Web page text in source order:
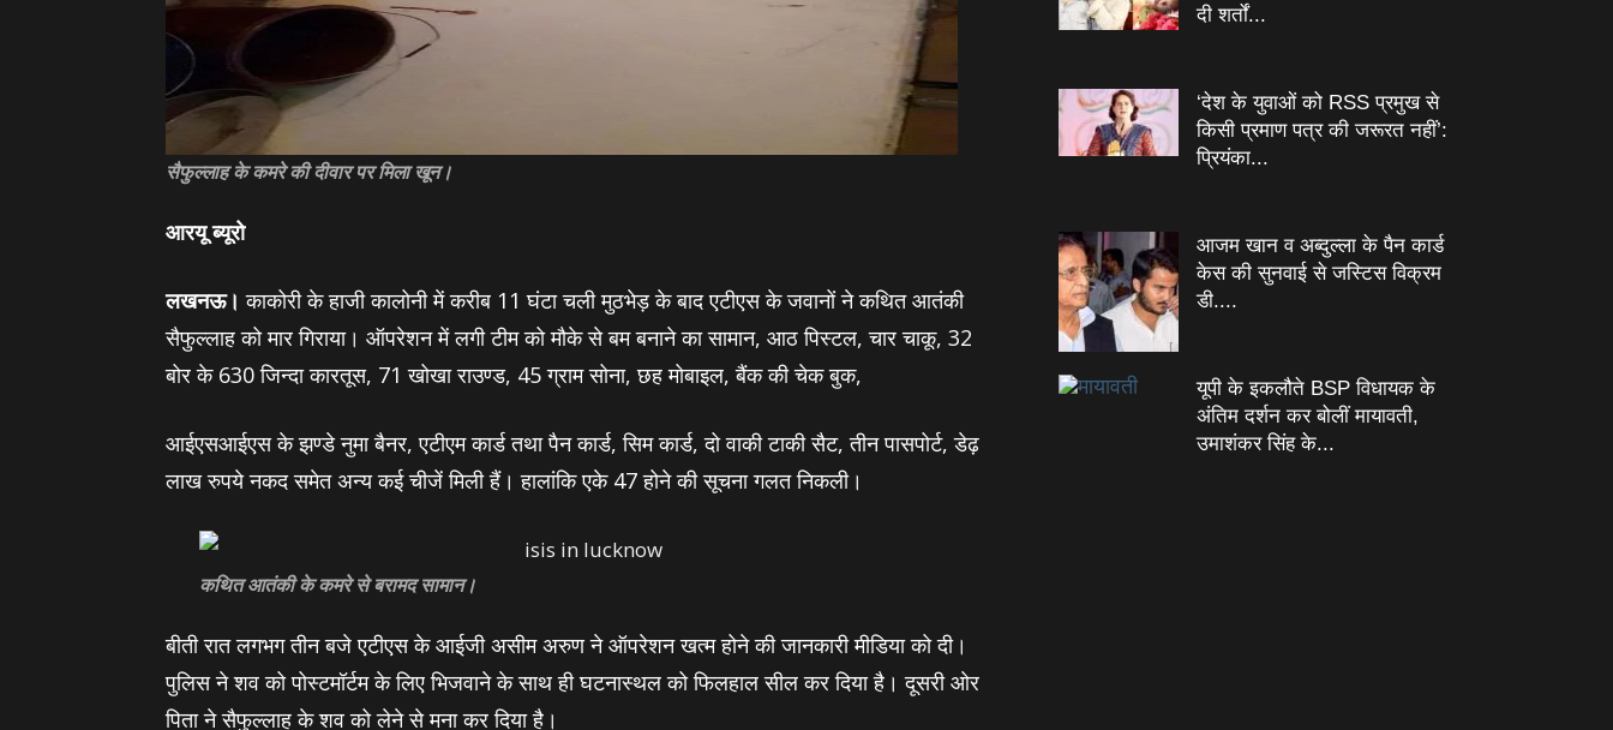
सैफुल्लाह के कमरे की दीवार पर मिला खून।
आरयू ब्‍यूरो
लखनऊ। काकोरी के हाजी कालोनी में करीब 11 घंटा चली मुठभेड़ के बाद एटीएस के जवानों ने कथित आतंकी
सैफुल्‍लाह को मार गिराया। ऑपरेशन में लगी टीम को मौके से बम बनाने का सामान, आठ पिस्टल, चार चाकू, 32
बोर के 630 जिन्दा कारतूस, 71 खोखा राउण्ड, 45 ग्राम सोना, छह मोबाइल, बैंक की चेक बुक,
आईएसआईएस के झण्‍डे नुमा बैनर, एटीएम कार्ड तथा पैन कार्ड, सिम कार्ड, दो वाकी टाकी सैट, तीन पासपोर्ट, डेढ़
लाख रुपये नकद समेत अन्‍य कई चीजें मिली हैं। हालांकि एके 47 होने की सूचना गलत निकली।
कथित आतंकी के कमरे से बरामद सामान।
बीती रात लगभग तीन बजे एटीएस के आईजी असीम अरुण ने ऑपरेशन खत्‍म होने की जानकारी मीडिया को दी।
पुलिस ने शव को पोस्‍टमॉर्टम के लिए भिजवाने के साथ ही घटनास्‍थल को फिलहाल सील कर दिया है। दूसरी ओर
पिता ने सैफुल्‍लाह के शव को लेने से मना कर दिया है।
दी शर्तों...
‘देश के युवाओं को RSS प्रमुख से
किसी प्रमाण पत्र की जरूरत नहीं’:
प्रियंका...
आजम खान व अब्दुल्ला के पैन कार्ड
केस की सुनवाई से जस्टिस विक्रम
डी....
यूपी के इकलौते BSP विधायक के
अंतिम दर्शन कर बोलीं मायावती,
उमाशंकर सिंह के...